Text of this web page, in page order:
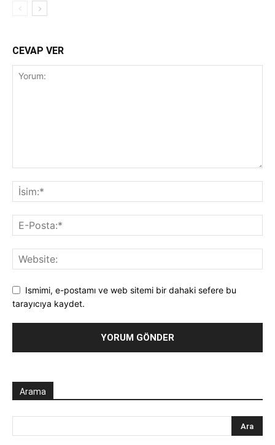
CEVAP VER
Ismimi, e-postamı ve web sitemi bir dahaki sefere bu
tarayıcıya kaydet.
Arama